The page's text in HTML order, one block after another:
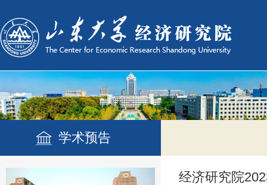
学术预告
经济研究院